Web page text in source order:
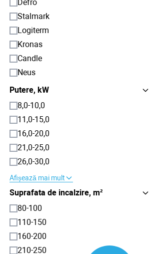
Defro
Stalmark
Logiterm
Kronas
Candle
Neus
Putere, kW
8,0-10,0
11,0-15,0
16,0-20,0
21,0-25,0
26,0-30,0
Afișează mai mult
Suprafata de incalzire, m²
80-100
110-150
160-200
210-250